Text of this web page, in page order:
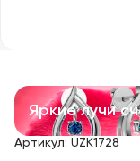
Аксессуары
Все
Яркие лучи
Артикул: UZK1728